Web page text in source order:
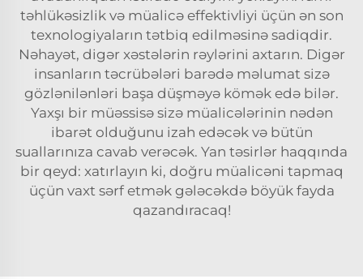
təhlükəsizlik və müalicə effektivliyi üçün ən son
texnologiyaların tətbiq edilməsinə sadiqdir.
Nəhayət, digər xəstələrin rəylərini axtarın. Digər
insanların təcrübələri barədə məlumat sizə
gözlənilənləri başa düşməyə kömək edə bilər.
Yaxşı bir müəssisə sizə müalicələrinin nədən
ibarət olduğunu izah edəcək və bütün
suallarınıza cavab verəcək. Yan təsirlər haqqında
bir qeyd: xatırlayın ki, doğru müalicəni tapmaq
üçün vaxt sərf etmək gələcəkdə böyük fayda
qazandıracaq!